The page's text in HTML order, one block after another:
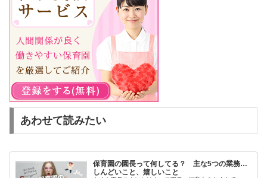
あわせて読みたい
保育園の園長って何してる？ 主な5つの業務…
しんどいこと、嬉しいこと